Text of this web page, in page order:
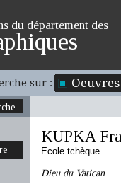
du département des
sur : Oeuvres
KUPKA
Ecole tchèque
Dieu du Vatican